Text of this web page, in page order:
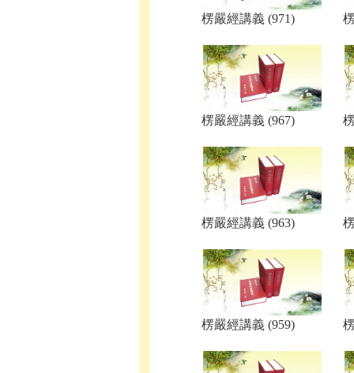
楞嚴經講義 (971)
楞嚴經講義 (967)
楞嚴經講義 (963)
楞嚴經講義 (959)